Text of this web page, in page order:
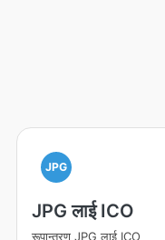
JPG
JPG लाई ICO
रूपान्तरण JPG लाई ICO